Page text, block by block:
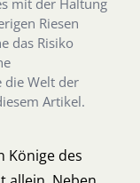
mit der Haltung
Riesen
das Risiko
die Welt der
Artikel.
Könige des